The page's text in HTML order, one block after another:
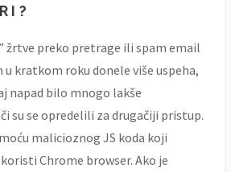
žrtve preko pretrage ili spam email
kratkom roku donele više uspeha,
napad bilo mnogo lakše
su se opredelili za drugačiji pristup.
malicioznog JS koda koji
Chrome browser. Ako je